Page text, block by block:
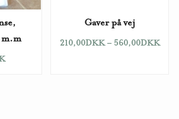
Gaver på vej
210,00DKK– 560,00DKK